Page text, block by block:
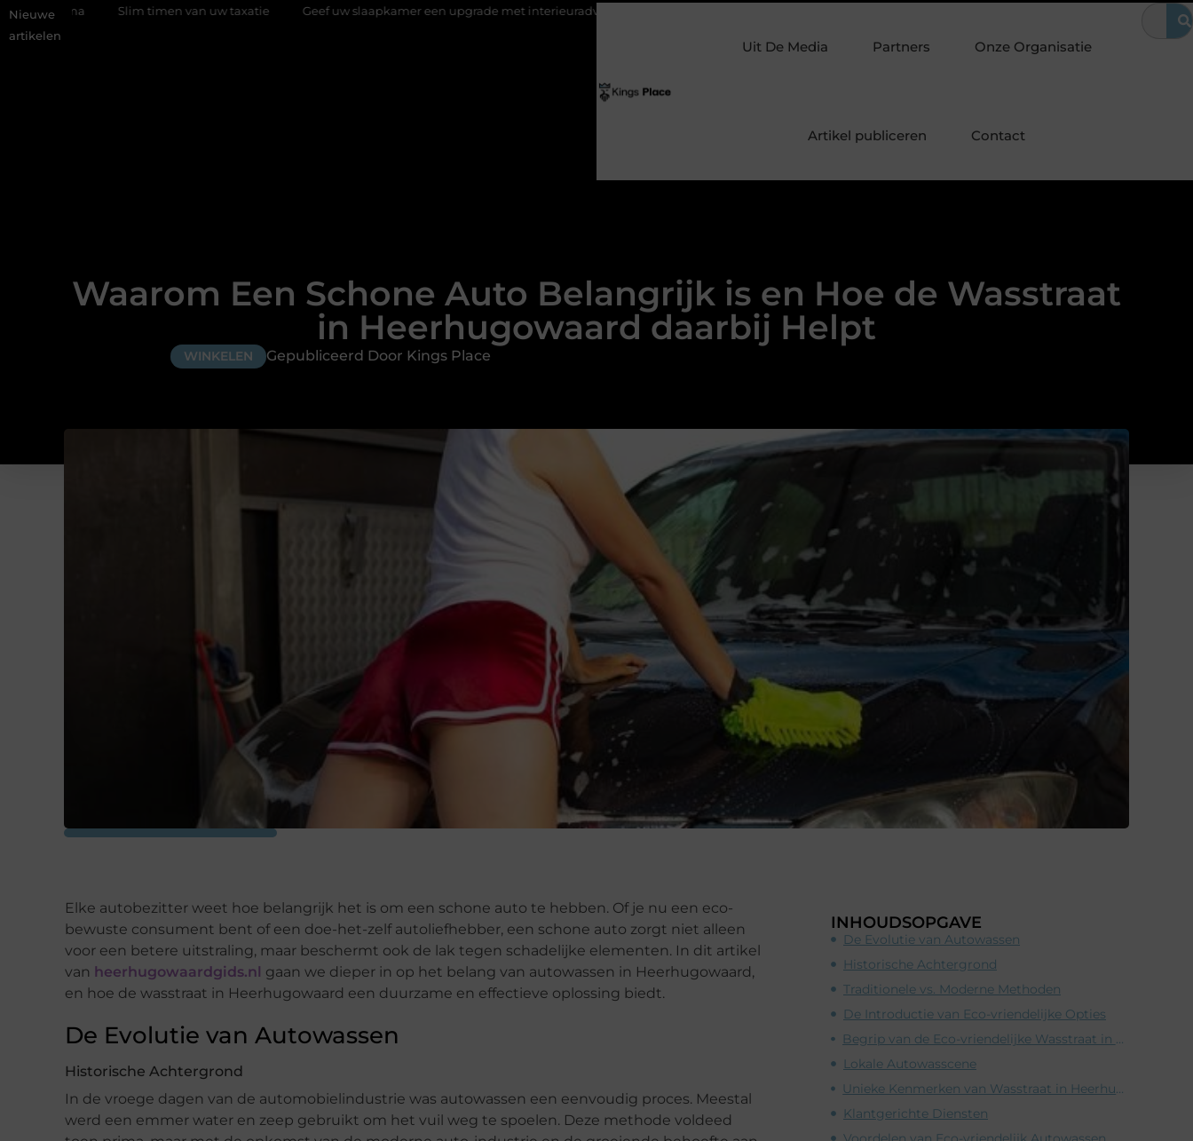
Nieuwe
artikelen
Slim timen van uw taxatie Geef uw slaapkamer een upgrade met interieuradvies Zwolle Kies
Uit De Media Partners Onze Organisatie
Artikel publiceren Contact
Waarom Een Schone Auto Belangrijk is en Hoe de Wasstraat
in Heerhugowaard daarbij Helpt
WINKELEN Gepubliceerd Door Kings Place
Elke autobezitter weet hoe belangrijk het is om een schone auto te hebben. Of je nu een eco-
bewuste consument bent of een doe-het-zelf autoliefhebber, een schone auto zorgt niet alleen
voor een betere uitstraling, maar beschermt ook de lak tegen schadelijke elementen. In dit artikel
van heerhugowaardgids.nl gaan we dieper in op het belang van autowassen in Heerhugowaard,
en hoe de wasstraat in Heerhugowaard een duurzame en effectieve oplossing biedt.
De Evolutie van Autowassen
Historische Achtergrond
In de vroege dagen van de automobielindustrie was autowassen een eenvoudig proces. Meestal
werd een emmer water en zeep gebruikt om het vuil weg te spoelen. Deze methode voldeed
INHOUDSOPGAVE
De Evolutie van Autowassen
Historische Achtergrond
Traditionele vs. Moderne Methoden
De Introductie van Eco-vriendelijke Opties
Begrip van de Eco-vriendelijke Wasstraat in Heerhugowaard
Lokale Autowasscene
Unieke Kenmerken van Wasstraat in Heerhugowaard
Klantgerichte Diensten